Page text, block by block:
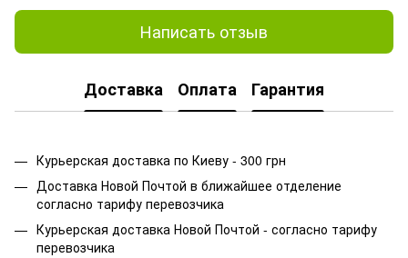
Написать отзыв
Доставка Оплата Гарантия
Курьерская доставка по Киеву - 300 грн
Доставка Новой Почтой в ближайшее отделение
согласно тарифу перевозчика
Курьерская доставка Новой Почтой - согласно тарифу
перевозчика